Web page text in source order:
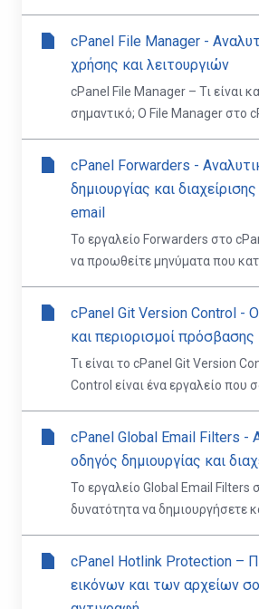
cPanel File Manager -
χρήσης και λειτουργιών
cPanel File Manager – Τι είναι
σημαντικό; Ο File Manager στο
cPanel Forwarders -
δημιουργίας και
email
Το εργαλείο Forwarders στο
να προωθείτε μηνύματα που
cPanel Git Version Control -
και περιορισμοί πρόσβασης
Τι είναι το cPanel Git Version
Control είναι ένα εργαλείο που
cPanel Global Email Filters -
οδηγός δημιουργίας και
Το εργαλείο Global Email Filters
δυνατότητα να δημιουργήσετε
cPanel Hotlink Protection –
εικόνων και των αρχείων